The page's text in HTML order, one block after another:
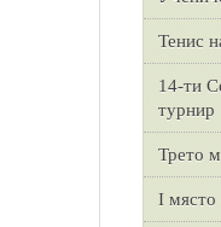
Тенис
14-ти
турнир
Трето
I място